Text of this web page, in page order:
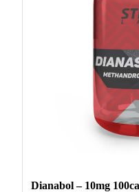
Dianabol – 10mg